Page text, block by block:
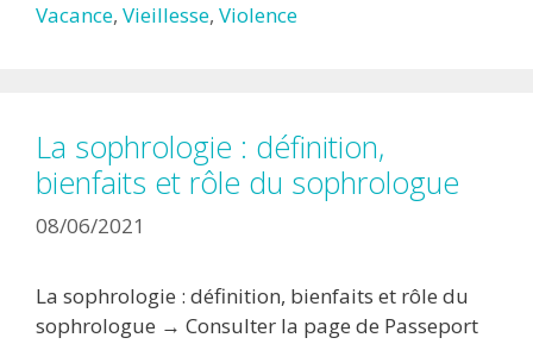
Vacance, Vieillesse, Violence
La sophrologie : définition,
bienfaits et rôle du sophrologue
08/06/2021
La sophrologie : définition, bienfaits et rôle du
sophrologue → Consulter la page de Passeport